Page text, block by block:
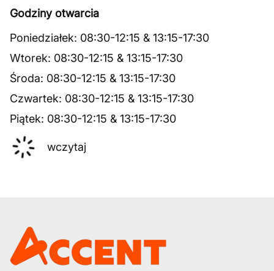
Godziny otwarcia
Poniedziałek: 08:30-12:15 & 13:15-17:30
Wtorek: 08:30-12:15 & 13:15-17:30
Środa: 08:30-12:15 & 13:15-17:30
Czwartek: 08:30-12:15 & 13:15-17:30
Piątek: 08:30-12:15 & 13:15-17:30
wczytaj